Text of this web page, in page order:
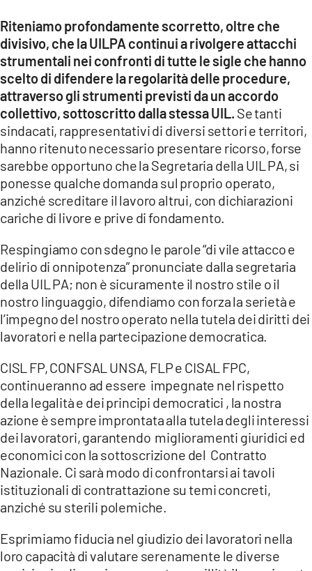
Riteniamo profondamente scorretto, oltre che
divisivo, che la UILPA continui a rivolgere attacchi
strumentali nei confronti di tutte le sigle che hanno
scelto di difendere la regolarità delle procedure,
attraverso gli strumenti previsti da un accordo
collettivo, sottoscritto dalla stessa UIL. Se tanti
sindacati, rappresentativi di diversi settori e territori,
hanno ritenuto necessario presentare ricorso, forse
sarebbe opportuno che la Segretaria della UIL PA, si
ponesse qualche domanda sul proprio operato,
anziché screditare il lavoro altrui, con dichiarazioni
cariche di livore e prive di fondamento.
Respingiamo con sdegno le parole “di vile attacco e
delirio di onnipotenza” pronunciate dalla segretaria
della UIL PA; non è sicuramente il nostro stile o il
nostro linguaggio, difendiamo con forza la serietà e
l’impegno del nostro operato nella tutela dei diritti dei
lavoratori e nella partecipazione democratica.
CISL FP, CONFSAL UNSA, FLP e CISAL FPC,
continueranno ad essere impegnate nel rispetto
della legalità e dei principi democratici , la nostra
azione è sempre improntata alla tutela degli interessi
dei lavoratori, garantendo miglioramenti giuridici ed
economici con la sottoscrizione del Contratto
Nazionale. Ci sarà modo di confrontarsi ai tavoli
istituzionali di contrattazione su temi concreti,
anziché su sterili polemiche.
Esprimiamo fiducia nel giudizio dei lavoratori nella
loro capacità di valutare serenamente le diverse